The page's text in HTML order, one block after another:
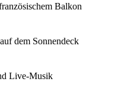
Balkon
dem Sonnendeck
Live-Musik